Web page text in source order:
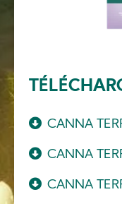
CANNA
CANNA
CANNA